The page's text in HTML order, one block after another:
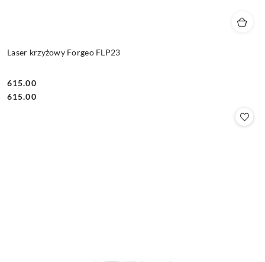
Laser krzyżowy Forgeo FLP23
Cena:
615.00
Cena:
615.00